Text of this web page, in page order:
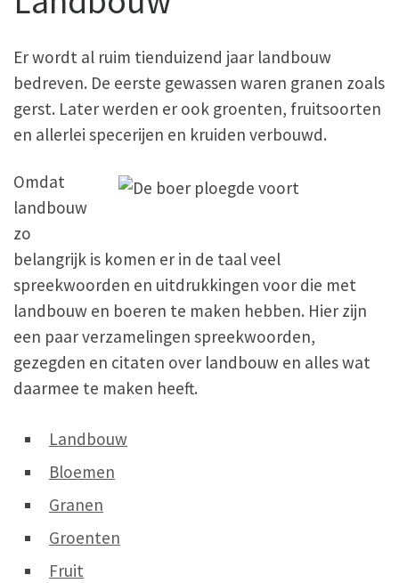
Er wordt al ruim tienduizend jaar landbouw
bedreven. De eerste gewassen waren granen zoals
gerst. Later werden er ook groenten, fruitsoorten
en allerlei specerijen en kruiden verbouwd.
Omdat
landbouw
zo
belangrijk is komen er in de taal veel
spreekwoorden en uitdrukkingen voor die met
landbouw en boeren te maken hebben. Hier zijn
een paar verzamelingen spreekwoorden,
gezegden en citaten over landbouw en alles wat
daarmee te maken heeft.
Landbouw
Bloemen
Granen
Groenten
Fruit